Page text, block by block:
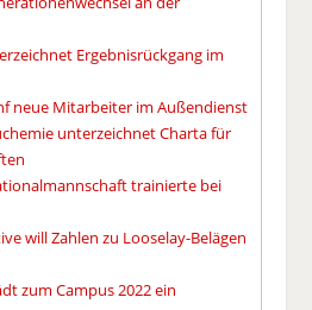
Ergebnisrückgang im
neue Mitarbeiter im Außendienst
unterzeichnet Charta für
trainierte bei
will Zahlen zu Looselay-Belägen
zum Campus 2022 ein